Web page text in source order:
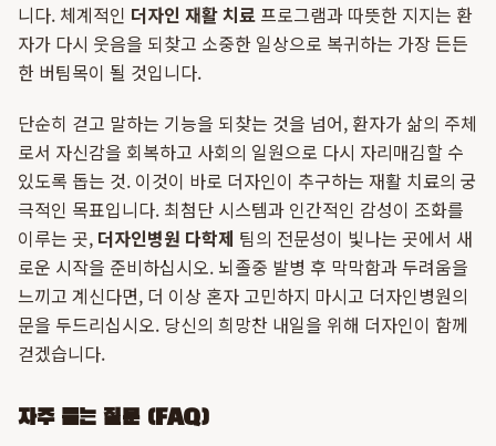
니다. 체계적인 더자인 재활 치료프로그램과 따뜻한 지지는 환
자가 다시 웃음을 되찾고 소중한 일상으로 복귀하는 가장 든든
한 버팀목이 될 것입니다.
단순히 걷고 말하는 기능을 되찾는 것을 넘어, 환자가 삶의 주체
로서 자신감을 회복하고 사회의 일원으로 다시 자리매김할 수
있도록 돕는 것. 이것이 바로 더자인이 추구하는 재활 치료의 궁
극적인 목표입니다. 최첨단 시스템과 인간적인 감성이 조화를
이루는 곳, 더자인병원 다학제 팀의 전문성이 빛나는 곳에서 새
로운 시작을 준비하십시오. 뇌졸중 발병 후 막막함과 두려움을
느끼고 계신다면, 더 이상 혼자 고민하지 마시고 더자인병원의
문을 두드리십시오. 당신의 희망찬 내일을 위해 더자인이 함께
걷겠습니다.
자주 묻는 질문 (FAQ)